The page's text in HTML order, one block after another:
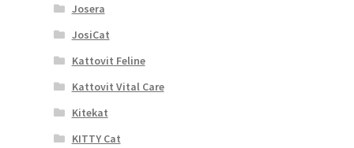
Josera
JosiCat
Kattovit Feline
Kattovit Vital Care
Kitekat
KITTY Cat